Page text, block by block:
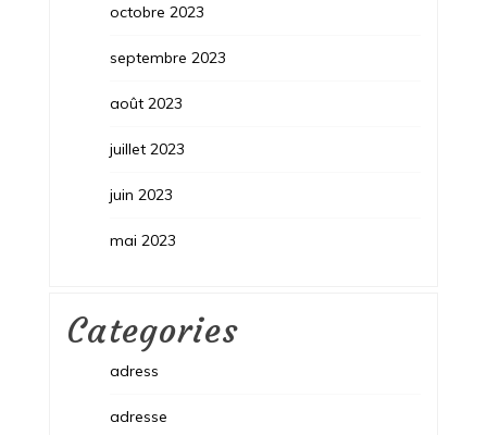
octobre 2023
septembre 2023
août 2023
juillet 2023
juin 2023
mai 2023
Categories
adress
adresse